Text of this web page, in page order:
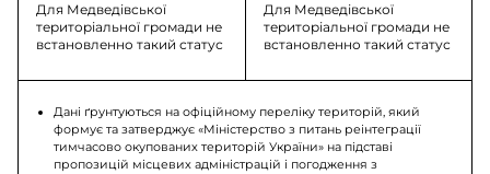
Для Медведівської
територіальної громади не
встановленно такий статус
Для Медведівської
територіальної громади не
встановленно такий статус
Дані ґрунтуються на офіційному переліку територій, який
формує та затверджує «Міністерство з питань реінтеграції
тимчасово окупованих територій України» на підставі
пропозицій місцевих адміністрацій і погодження з